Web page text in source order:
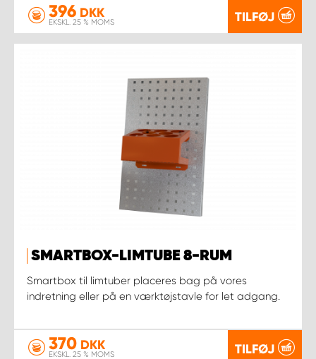
396 DKK
EKSKL. 25 % MOMS TILFØJ
SMARTBOX-LIMTUBE 8-RUM
Smartbox til limtuber placeres bag på vores
indretning eller på en værktøjstavle for let adgang.
370 DKK
EKSKL. 25 % MOMS TILFØJ